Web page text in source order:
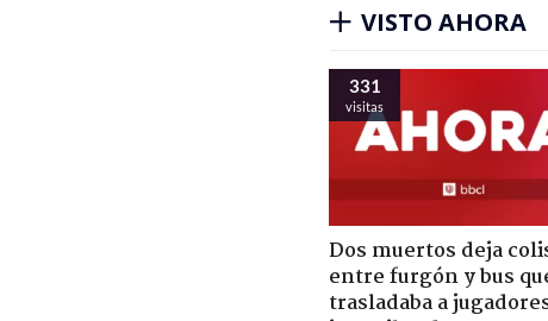
VISTO AHORA
331
visitas
Dos muertos deja
entre furgón y bus
trasladaba a